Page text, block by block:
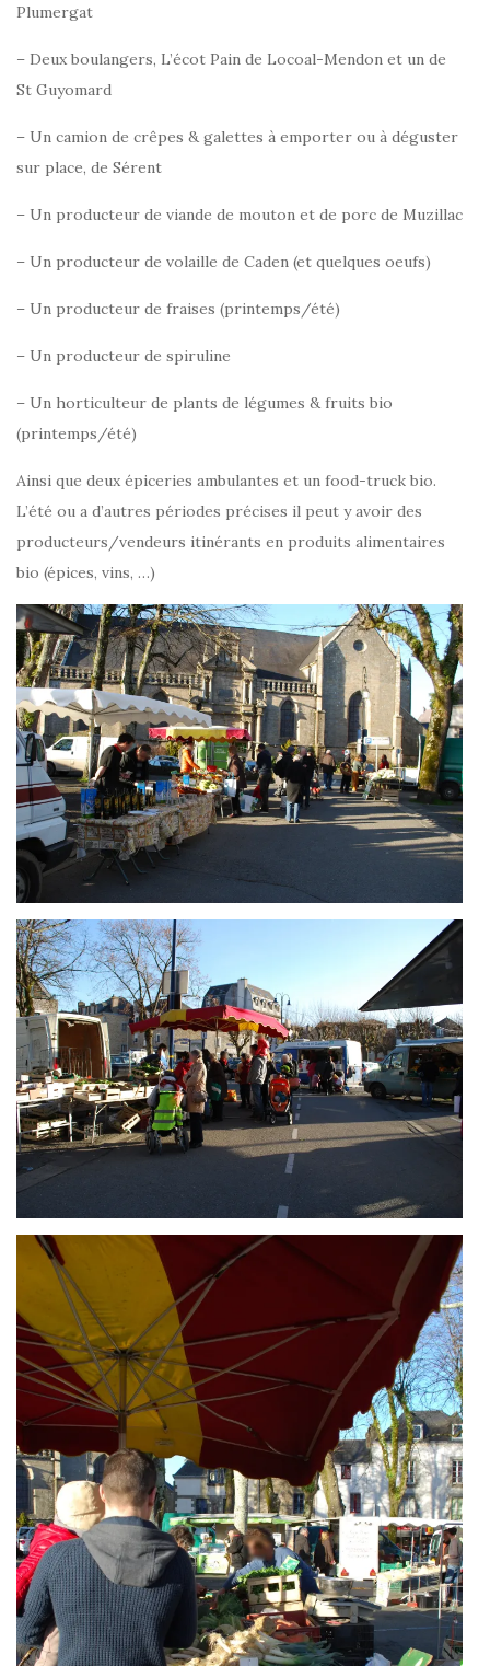
Plumergat
– Deux boulangers, L’écot Pain de Locoal-Mendon et un de
St Guyomard
– Un camion de crêpes & galettes à emporter ou à déguster
sur place, de Sérent
– Un producteur de viande de mouton et de porc de Muzillac
– Un producteur de volaille de Caden (et quelques oeufs)
– Un producteur de fraises (printemps/été)
– Un producteur de spiruline
– Un horticulteur de plants de légumes & fruits bio
(printemps/été)
Ainsi que deux épiceries ambulantes et un food-truck bio.
L’été ou a d’autres périodes précises il peut y avoir des
producteurs/vendeurs itinérants en produits alimentaires
bio (épices, vins, …)